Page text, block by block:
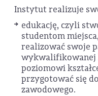
Instytut realizuje
edukację, czyli
studentom
realizować swoje
wykwalifikowanej
poziomowi
przygotować się
zawodowego.